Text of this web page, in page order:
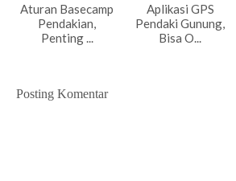
Aturan Basecamp
Pendakian,
Penting ...
Aplikasi GPS
Pendaki Gunung,
Bisa O...
Posting Komentar